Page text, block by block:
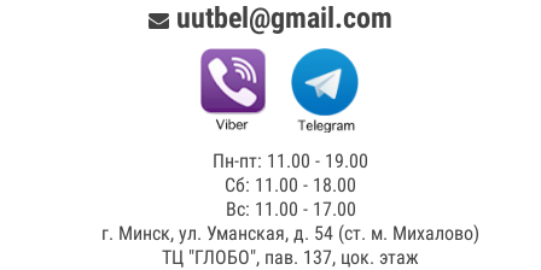
uutbel@gmail.com
Пн-пт: 11.00 - 19.00
Сб: 11.00 - 18.00
Вс: 11.00 - 17.00
г. Минск, ул. Уманская, д. 54 (ст. м. Михалово)
ТЦ "ГЛОБО", пав. 137, цок. этаж